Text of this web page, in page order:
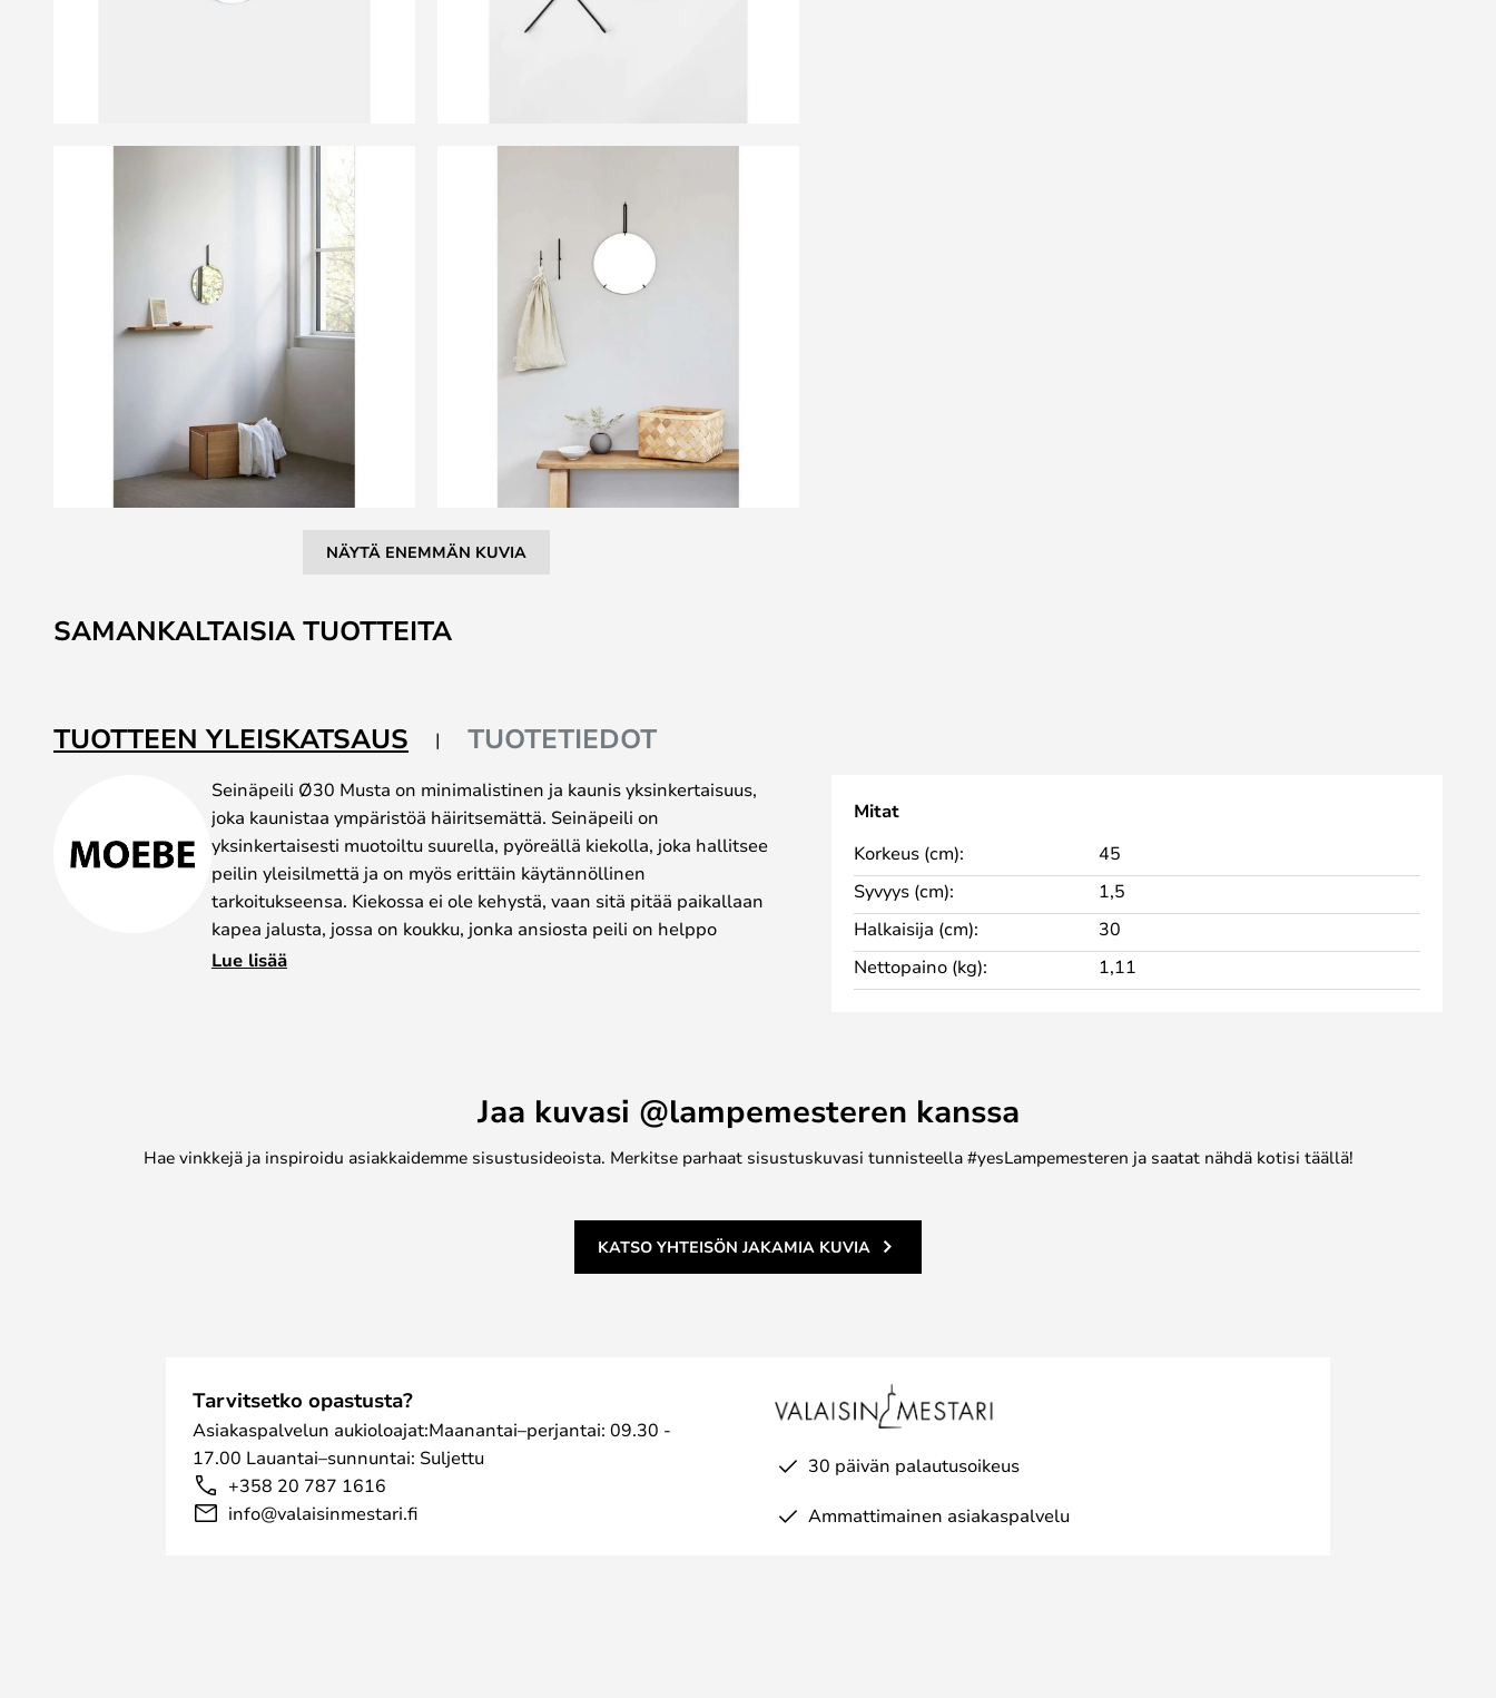
NÄYTÄ ENEMMÄN KUVIA
to
the
the
images
SAMANKALTAISIA TUOTTEITA
TUOTTEEN YLEISKATSAUS TUOTETIEDOT
Seinäpeili Ø30 Musta on minimalistinen ja kaunis yksinkertaisuus,
joka kaunistaa ympäristöä häiritsemättä. Seinäpeili on
yksinkertaisesti muotoiltu suurella, pyöreällä kiekolla, joka hallitsee
peilin yleisilmettä ja on myös erittäin käytännöllinen
tarkoitukseensa. Kiekossa ei ole kehystä, vaan sitä pitää paikallaan
kapea jalusta, jossa on koukku, jonka ansiosta peili on helppo
asentaa ja irrottaa seinästä. Jalusta on saatavana useissa eri
erikoistunut riippuvalaisimiin ja kauniisiin sisustusesineisiin kotiin.
Peiliä on saatavana useina eri kokoina ja värivaihtoehtoina.
Lue lisää
Mitat
Korkeus (cm):
45
Syvyys (cm):
1,5
Halkaisija (cm):
30
Nettopaino (kg):
1,11
Jaa kuvasi @lampemesteren kanssa
Hae vinkkejä ja inspiroidu asiakkaidemme sisustusideoista. Merkitse parhaat sisustuskuvasi tunnisteella #yesLampemesteren ja saatat nähdä kotisi täällä!
KATSO YHTEISÖN JAKAMIA KUVIA
Tarvitsetko opastusta?
Asiakaspalvelun aukioloajat:Maanantai–perjantai: 09.30 -
17.00 Lauantai–sunnuntai: Suljettu
+358 20 787 1616
info@valaisinmestari.fi
30 päivän palautusoikeus
Ammattimainen asiakaspalvelu